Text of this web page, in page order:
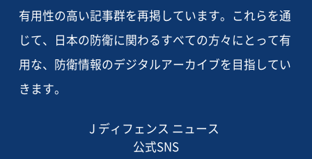
有用性の高い記事群を再掲しています。これらを通
じて、日本の防衛に関わるすべての方々にとって有
用な、防衛情報のデジタルアーカイブを目指してい
きます。
J ディフェンス ニュース
公式SNS